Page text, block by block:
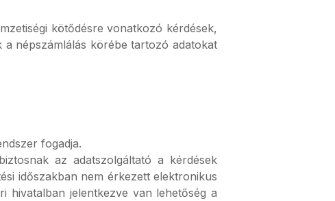
kötődésre vonatkozó kérdések,
népszámlálás körébe tartozó adatokat
fogadja.
az adatszolgáltató a kérdések
időszakban nem érkezett elektronikus
hivatalban jelentkezve van lehetőség a